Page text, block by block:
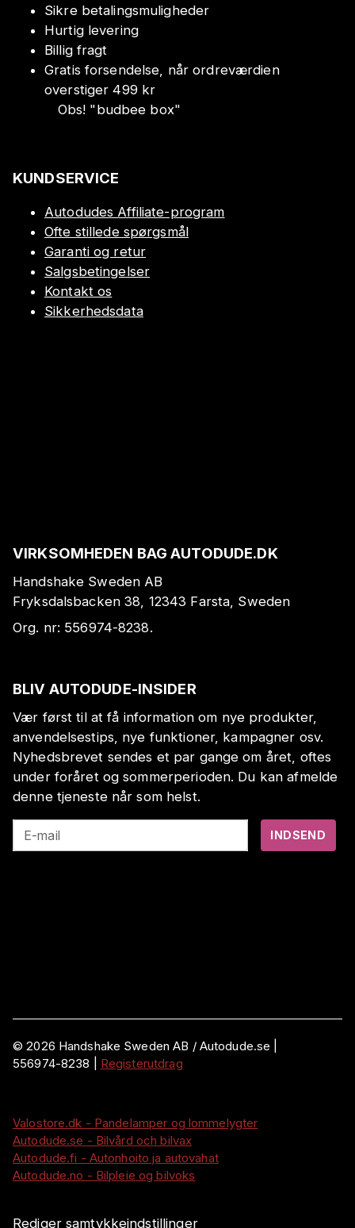
Sikre betalingsmuligheder
Hurtig levering
Billig fragt
Gratis forsendelse, når ordreværdien
overstiger 499 kr
Obs! "budbee box"
KUNDSERVICE
Autodudes Affiliate-program
Ofte stillede spørgsmål
Garanti og retur
Salgsbetingelser
Kontakt os
Sikkerhedsdata
VIRKSOMHEDEN BAG AUTODUDE.DK
Handshake Sweden AB
Fryksdalsbacken 38, 12343 Farsta, Sweden
Org. nr: 556974-8238.
BLIV AUTODUDE-INSIDER
Vær først til at få information om nye produkter,
anvendelsestips, nye funktioner, kampagner osv.
Nyhedsbrevet sendes et par gange om året, oftes
under foråret og sommerperioden. Du kan afmelde
denne tjeneste når som helst.
E-mail INDSEND
©2026 Handshake Sweden AB / Autodude.se |
556974-8238
Registerutdrag
Valostore.dk - Pandelamper og lommelygter
Autodude.se - Bilvård och bilvax
Autodude.fi - Autonhoito ja autovahat
Autodude.no - Bilpleie og bilvoks
Rediger samtykkeindstillinger